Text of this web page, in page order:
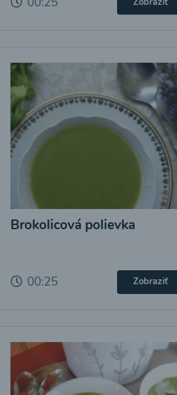
Brokolicová polievka
00:25 Zobraziť